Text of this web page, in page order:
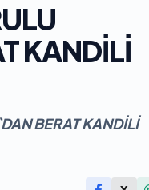
KANDİLİ
BERAT KANDİLİ